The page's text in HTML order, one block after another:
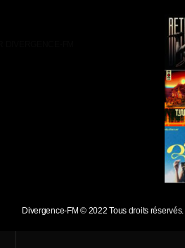
Divergence-FM © 2022 Tous droits réservés.